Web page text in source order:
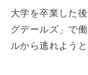
大学を卒業した
グデールズ」で
ルから逃れようと